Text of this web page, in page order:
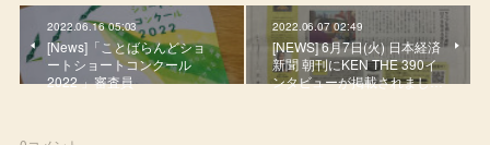
2022.06.16 05:03
[News]「ことばらんどショ
ートショートコンクール
2022 」審査員
2022.06.07 02:49
[NEWS] 6月7日(火) 日本経済
新聞 朝刊にKEN THE 390イ
ンタビューが掲載されまし…